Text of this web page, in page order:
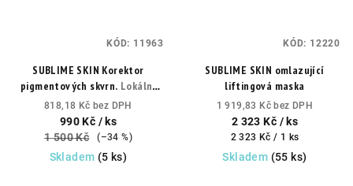
SUBLIME SKIN Korektor
pigmentových skvrn. Lokální
péče s TRI-WHITE
COMPLEXEM™.
818,18 Kč bez DPH
990 Kč / ks
1 500 Kč
(–34 %)
Skladem (5 ks)
KÓD: 11963
SUBLIME SKIN omlazující
liftingová maska
1 919,83 Kč bez DPH
2 323 Kč / ks
Měrná
cena:
2 323 Kč / 1 ks
Skladem (55 ks)
KÓD: 12220